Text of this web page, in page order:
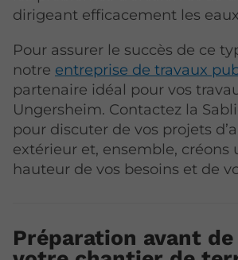
dirigeant efficacement les
Pour assurer le succès de ce
notre entreprise de travaux
partenaire idéal pour vos
Ungersheim. Contactez la
pour discuter de vos projets
extérieur et, ensemble, créons
hauteur de vos besoins et de
Préparation avant